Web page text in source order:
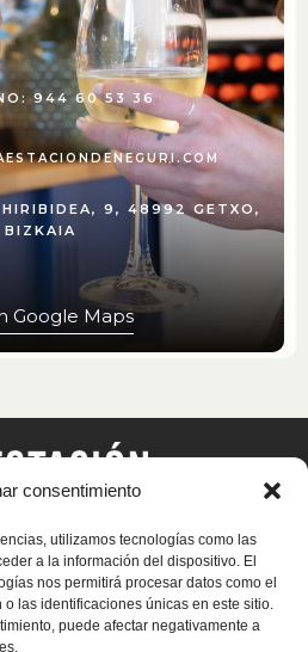
consentimiento
utilizamos tecnologías como las
a la información del dispositivo. El
nos permitirá procesar datos como el
las identificaciones únicas en este sitio.
puede afectar negativamente a
944 60 53 36
HIRIBIDEA, 9, 48992 GETXO,
BIZKAIA
Google Maps